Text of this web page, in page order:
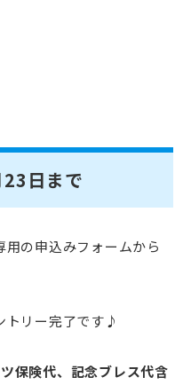
日まで
の申込みフォームから
トリー完了です♪
保険代、記念ブレス代含